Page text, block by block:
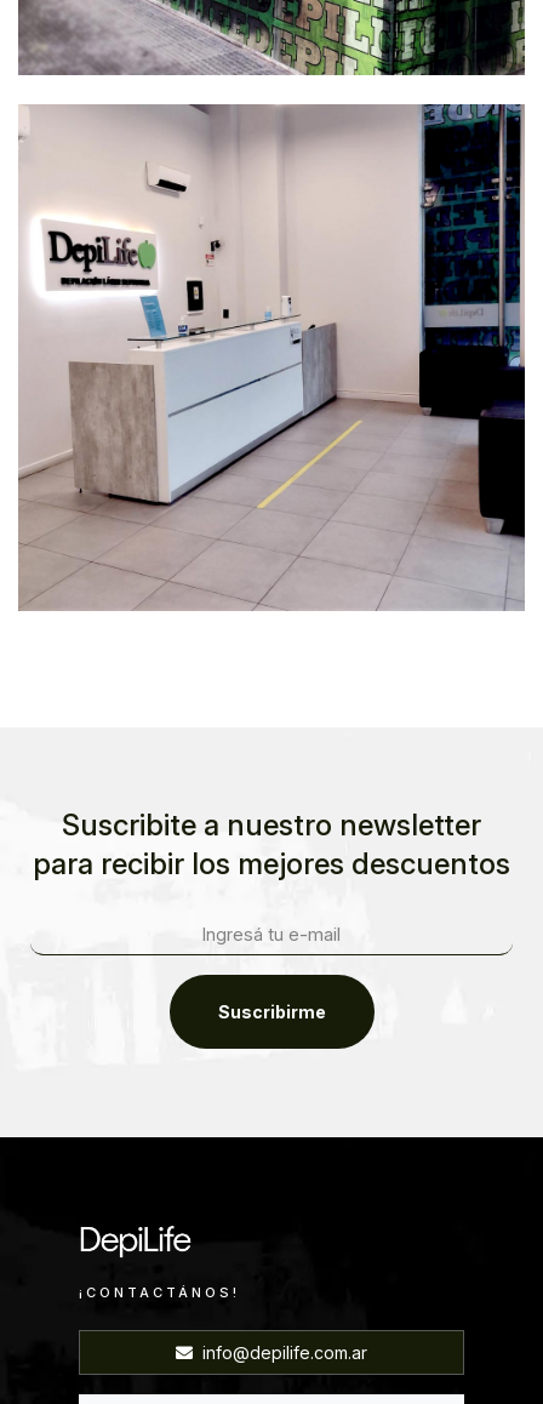
Suscribite a nuestro newsletter
para recibir los mejores descuentos
Suscribirme
¡CONTACTÁNOS!
info@depilife.com.ar